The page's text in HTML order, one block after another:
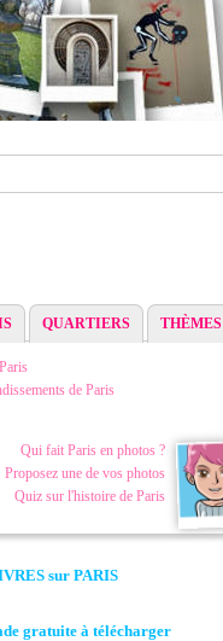
QUARTIERS THÈMES
de Paris
Qui fait Paris en photos ?
Proposez une de vos photos
Quiz sur l'histoire de Paris
sur PARIS
gratuite à télécharger